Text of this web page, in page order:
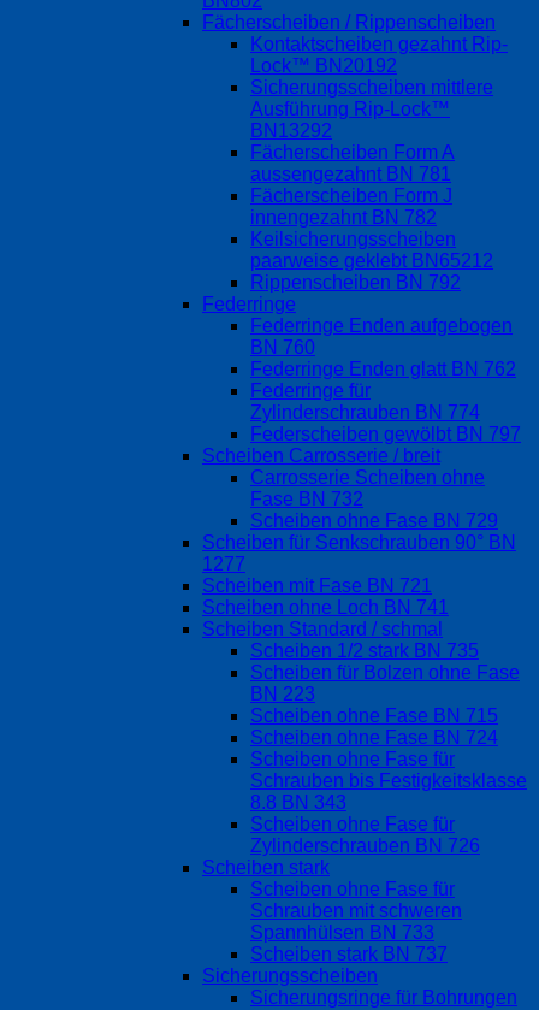
Fächerscheiben / Rippenscheiben
Kontaktscheiben gezahnt Rip-
Lock™ BN20192
Sicherungsscheiben mittlere
Ausführung Rip-Lock™
BN13292
Fächerscheiben Form A
aussengezahnt BN 781
Fächerscheiben Form J
innengezahnt BN 782
Keilsicherungsscheiben
paarweise geklebt BN65212
Rippenscheiben BN 792
Federringe
Federringe Enden aufgebogen
BN 760
Federringe Enden glatt BN 762
Federringe für
Zylinderschrauben BN 774
Federscheiben gewölbt BN 797
Scheiben Carrosserie / breit
Carrosserie Scheiben ohne
Fase BN 732
Scheiben ohne Fase BN 729
Scheiben für Senkschrauben 90° BN
1277
Scheiben mit Fase BN 721
Scheiben ohne Loch BN 741
Scheiben Standard / schmal
Scheiben 1/2 stark BN 735
Scheiben für Bolzen ohne Fase
BN 223
Scheiben ohne Fase BN 715
Scheiben ohne Fase BN 724
Scheiben ohne Fase für
Schrauben bis Festigkeitsklasse
8.8 BN 343
Scheiben ohne Fase für
Zylinderschrauben BN 726
Scheiben stark
Scheiben ohne Fase für
Schrauben mit schweren
Spannhülsen BN 733
Scheiben stark BN 737
Sicherungsscheiben
Sicherungsringe für Bohrungen